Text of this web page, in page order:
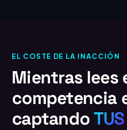
EL COSTE DE LA INACCIÓN
Mientras lees
competencia
captando